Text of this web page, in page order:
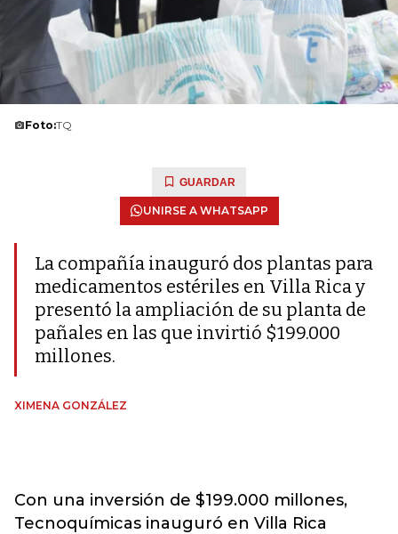
Foto:TQ
GUARDAR
UNIRSE A WHATSAPP
La compañía inauguró dos plantas para
medicamentos estériles en Villa Rica y
presentó la ampliación de su planta de
pañales en las que invirtió $199.000
millones.
XIMENA GONZÁLEZ
Con una inversión de $199.000 millones,
Tecnoquímicas inauguró en Villa Rica